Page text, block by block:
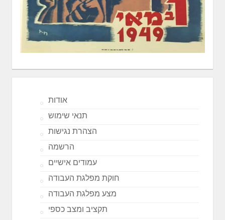
אודות
תנאי שימוש
הצהרת נגישות
הרשמה
עמודים אישיים
חוקת מפלגת העבודה
מצע מפלגת העבודה
תקציב ומצב כספי